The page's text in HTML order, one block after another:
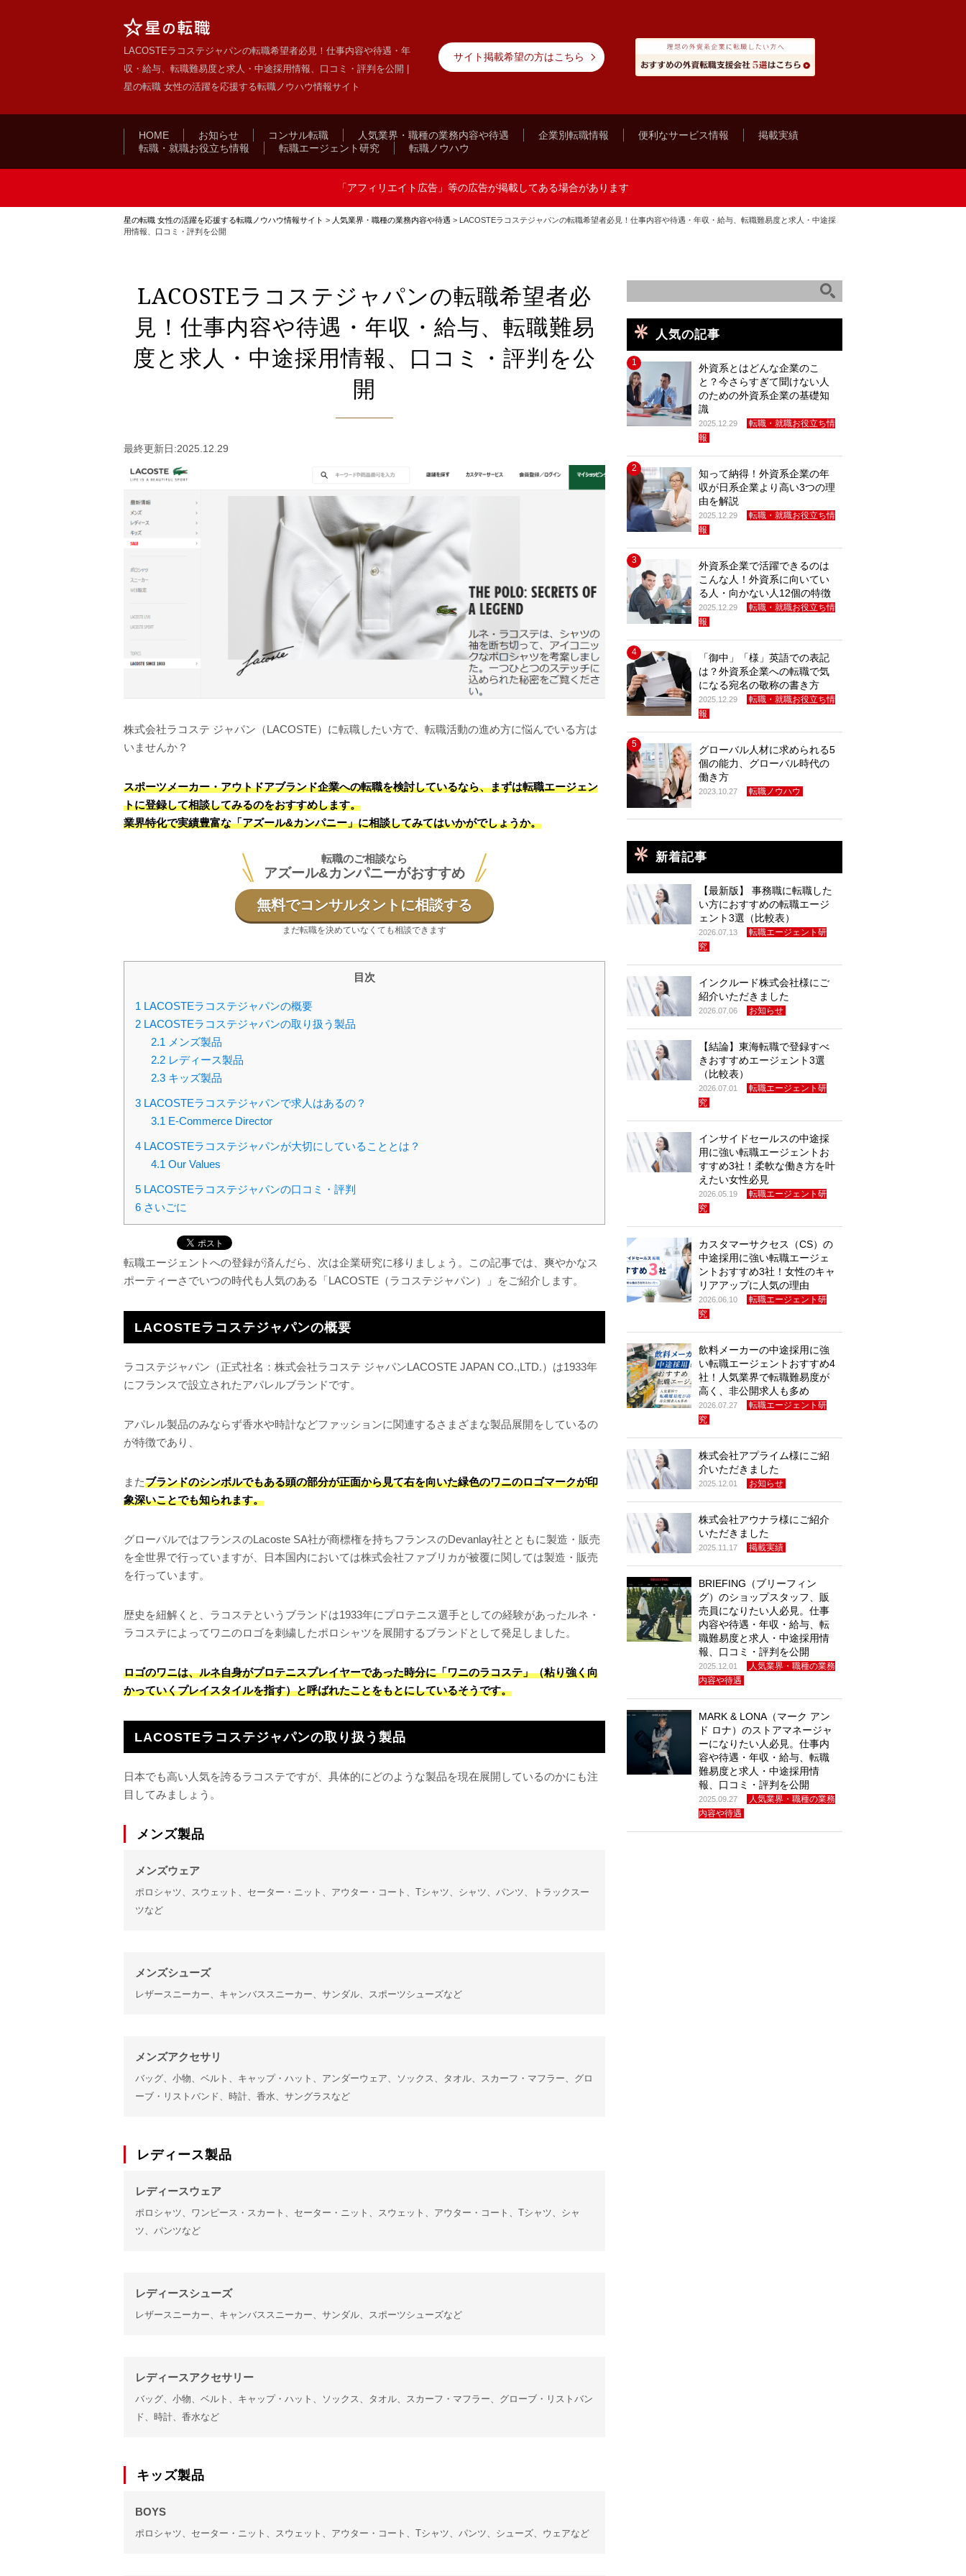
LACOSTEラコステジャパンの転職希望者必見！仕事内容や待遇・年
収・給与、転職難易度と求人・中途採用情報、口コミ・評判を公開 |
星の転職 女性の活躍を応援する転職ノウハウ情報サイト
サイト掲載希望の方はこちら
HOME お知らせ コンサル転職 人気業界・職種の業務内容や待遇 企業別転職情報 便利なサービス情報
掲載実績
転職・就職お役立ち情報
転職エージェント研究 転職ノウハウ
「アフィリエイト広告」等の広告が掲載してある場合があります
星の転職 女性の活躍を応援する転職ノウハウ情報サイト > 人気業界・職種の業務内容や待遇 > LACOSTEラコステジャパンの転職希望者必見！仕事内容や待遇・年収・給与、転職難易度と求人・中途採
用情報、口コミ・評判を公開
LACOSTEラコステジャパンの転職希望者必
見！仕事内容や待遇・年収・給与、転職難易
度と求人・中途採用情報、口コミ・評判を公
開
最終更新日:2025.12.29
株式会社ラコステ ジャパン（LACOSTE）に転職したい方で、転職活動の進め方に悩んでいる方は
いませんか？
スポーツメーカー・アウトドアブランド企業への転職を検討しているなら、まずは転職エージェン
トに登録して相談してみるのをおすすめします。
業界特化で実績豊富な「アズール&カンパニー」に相談してみてはいかがでしょうか。
転職のご相談なら
アズール&カンパニーがおすすめ
無料でコンサルタントに相談する
まだ転職を決めていなくても相談できます
目次
1 LACOSTEラコステジャパンの概要
2 LACOSTEラコステジャパンの取り扱う製品
2.1 メンズ製品
2.2レディース製品
2.3キッズ製品
3 LACOSTEラコステジャパンで求人はあるの？
3.1 E-Commerce Director
4 LACOSTEラコステジャパンが大切にしていることとは？
4.1 Our Values
5 LACOSTEラコステジャパンの口コミ・評判
6 さいごに
転職エージェントへの登録が済んだら、次は企業研究に移りましょう。この記事では、爽やかなス
ポーティーさでいつの時代も人気のある「LACOSTE（ラコステジャパン）」をご紹介します。
LACOSTEラコステジャパンの概要
ラコステジャパン（正式社名：株式会社ラコステ ジャパンLACOSTE JAPAN CO.,LTD.）は1933年
にフランスで設立されたアパレルブランドです。
アパレル製品のみならず香水や時計などファッションに関連するさまざまな製品展開をしているの
が特徴であり、
またブランドのシンボルでもある頭の部分が正面から見て右を向いた緑色のワニのロゴマークが印
象深いことでも知られます。
グローバルではフランスのLacoste SA社が商標権を持ちフランスのDevanlay社とともに製造・販売
を全世界で行っていますが、日本国内においては株式会社ファブリカが被覆に関しては製造・販売
を行っています。
歴史を紐解くと、ラコステというブランドは1933年にプロテニス選手としての経験があったルネ・
ラコステによってワニのロゴを刺繍したポロシャツを展開するブランドとして発足しました。
ロゴのワニは、ルネ自身がプロテニスプレイヤーであった時分に「ワニのラコステ」（粘り強く向
かっていくプレイスタイルを指す）と呼ばれたことをもとにしているそうです。
LACOSTEラコステジャパンの取り扱う製品
日本でも高い人気を誇るラコステですが、具体的にどのような製品を現在展開しているのかにも注
目してみましょう。
メンズ製品
メンズウェア
ポロシャツ、スウェット、セーター・ニット、アウター・コート、Tシャツ、シャツ、パンツ、トラックスー
ツなど
メンズシューズ
レザースニーカー、キャンバススニーカー、サンダル、スポーツシューズなど
メンズアクセサリ
バッグ、小物、ベルト、キャップ・ハット、アンダーウェア、ソックス、タオル、スカーフ・マフラー、グロ
ーブ・リストバンド、時計、香水、サングラスなど
レディース製品
レディースウェア
ポロシャツ、ワンピース・スカート、セーター・ニット、スウェット、アウター・コート、Tシャツ、シャ
ツ、パンツなど
レディースシューズ
レザースニーカー、キャンバススニーカー、サンダル、スポーツシューズなど
レディースアクセサリー
バッグ、小物、ベルト、キャップ・ハット、ソックス、タオル、スカーフ・マフラー、グローブ・リストバン
ド、時計、香水など
キッズ製品
BOYS
ポロシャツ、セーター・ニット、スウェット、アウター・コート、Tシャツ、パンツ、シューズ、ウェアなど
人気の記事
1
外資系とはどんな企業のこ
と？今さらすぎて聞けない人
のための外資系企業の基礎知
識
2025.12.29
転職・就職お役立ち情
報
2
知って納得！外資系企業の年
収が日系企業より高い3つの理
由を解説
2025.12.29
転職・就職お役立ち情
報
3
外資系企業で活躍できるのは
こんな人！外資系に向いてい
る人・向かない人12個の特徴
2025.12.29
転職・就職お役立ち情
報
4
「御中」「様」英語での表記
は？外資系企業への転職で気
になる宛名の敬称の書き方
2025.12.29
転職・就職お役立ち情
報
5
グローバル人材に求められる5
個の能力、グローバル時代の
働き方
2023.10.27 転職ノウハウ
新着記事
【最新版】 事務職に転職した
い方におすすめの転職エージ
ェント3選（比較表）
2026.07.13
転職エージェント研
究
インクルード株式会社様にご
紹介いただきました
2026.07.06 お知らせ
【結論】東海転職で登録すべ
きおすすめエージェント3選
（比較表）
2026.07.01
転職エージェント研
究
インサイドセールスの中途採
用に強い転職エージェントお
すすめ3社！柔軟な働き方を叶
えたい女性必見
2026.05.19
転職エージェント研
究
カスタマーサクセス（CS）の
中途採用に強い転職エージェ
ントおすすめ3社！女性のキャ
リアアップに人気の理由
2026.06.10
転職エージェント研
究
飲料メーカーの中途採用に強
い転職エージェントおすすめ4
社！人気業界で転職難易度が
高く、非公開求人も多め
2026.07.27
転職エージェント研
究
株式会社アプライム様にご紹
介いただきました
2025.12.01 お知らせ
株式会社アウナラ様にご紹介
いただきました
2025.11.17 掲載実績
BRIEFING（ブリーフィン
グ）のショップスタッフ、販
売員になりたい人必見。仕事
内容や待遇・年収・給与、転
職難易度と求人・中途採用情
報、口コミ・評判を公開
2025.12.01
人気業界・職種の業務
内容や待遇
MARK & LONA（マーク アン
ド ロナ）のストアマネージャ
ーになりたい人必見。仕事内
容や待遇・年収・給与、転職
難易度と求人・中途採用情
報、口コミ・評判を公開
2025.09.27
人気業界・職種の業務
内容や待遇